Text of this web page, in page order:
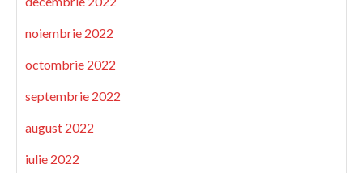
noiembrie 2022
octombrie 2022
septembrie 2022
august 2022
iulie 2022